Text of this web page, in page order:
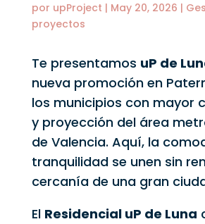
por upProject | May 20, 2026 |
proyectos
Te presentamos uP de
nueva promoción en
los municipios con mayor
y proyección del área
de Valencia. Aquí, la
tranquilidad se unen sin
cercanía de una gran
El Residencial uP de Luna